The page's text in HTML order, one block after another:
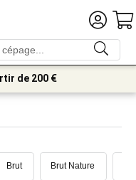
de 200 €
Brut Brut Nature